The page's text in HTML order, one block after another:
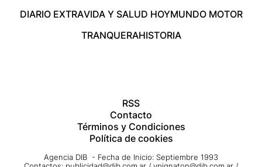
DIARIO EXTRAVIDA Y SALUD HOYMUNDO MOTOR
TRANQUERAHISTORIA
RSS
Contacto
Términos y Condiciones
Política de cookies
Agencia DIB - Fecha de Inicio: Septiembre 1993